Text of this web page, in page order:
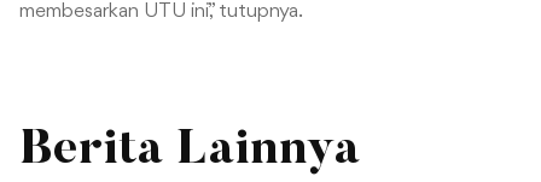
membesarkan UTU ini,” tutupnya.
Berita Lainnya